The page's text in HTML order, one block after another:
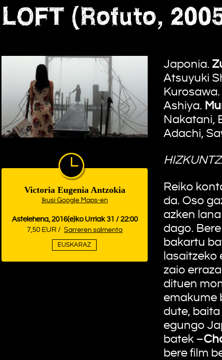
LOFT (Rofuto,
Victoria Eugenia Antzokia
Ikusi Google Maps-en
Astelehena, 2016(e)ko Urriak 31 / 22:00
7,50 EUR / Sarreren salmenta
EUSKARAZ
Japonia.
Atsuyuki
Kurosawa.
Ashiya.
Nakatani,
Adachi,
Reiko
da. Oso
azken
dago.
bakartu
lasaitzeko
zaio
dituen
emakume
dute, baita
egungo
batek –
bere film